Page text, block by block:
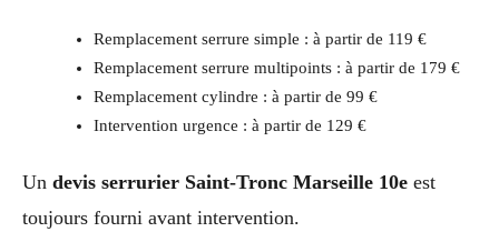
Remplacement serrure simple : à partir de 119 €
Remplacement serrure multipoints : à partir de 179 €
Remplacement cylindre : à partir de 99 €
Intervention urgence : à partir de 129 €
Un devis serrurier Saint-Tronc Marseille 10e est
toujours fourni avant intervention.